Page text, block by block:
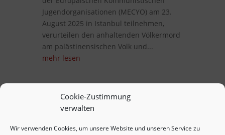
Cookie-Zustimmung
verwalten
Wir verwenden Cookies, um unsere Website und unseren Service zu
Jugendorganisationen (MECYO) am 23.
August 2025 in Istanbul teilnehmen,
verurteilen den anhaltenden Völkermord
am palästinensischen Volk und...
mehr lesen